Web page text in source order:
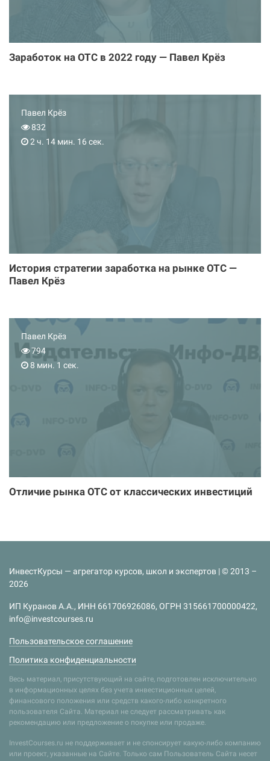
Заработок на ОТС в 2022 году — Павел Крёз
Павел Крёз
832
2 ч. 14 мин. 16 сек.
История стратегии заработка на рынке ОТС —
Павел Крёз
Павел Крёз
794
8 мин. 1 сек.
Отличие рынка ОТС от классических инвестиций
ИнвестКурсы — агрегатор курсов, школ и экспертов | © 2013 –
2026
ИП Куранов А.А., ИНН 661706926086, ОГРН 315661700000422,
info@investcourses.ru
Пользовательское соглашение
Политика конфиденциальности
Весь материал, присутствующий на сайте, подготовлен исключительно
в информационных целях без учета инвестиционных целей,
финансового положения или средств какого-либо конкретного
пользователя Сайта. Материал не следует рассматривать как
рекомендацию или предложение о покупке или продаже.
InvestCourses.ru не поддерживает и не спонсирует какую-либо компанию
или проект, указанные на Сайте. Только сам Пользователь Сайта несет